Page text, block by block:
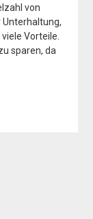
von
Vorteile.
sparen, da